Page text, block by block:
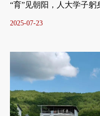
“育”见朝阳，人大学子躬
2025-07-23